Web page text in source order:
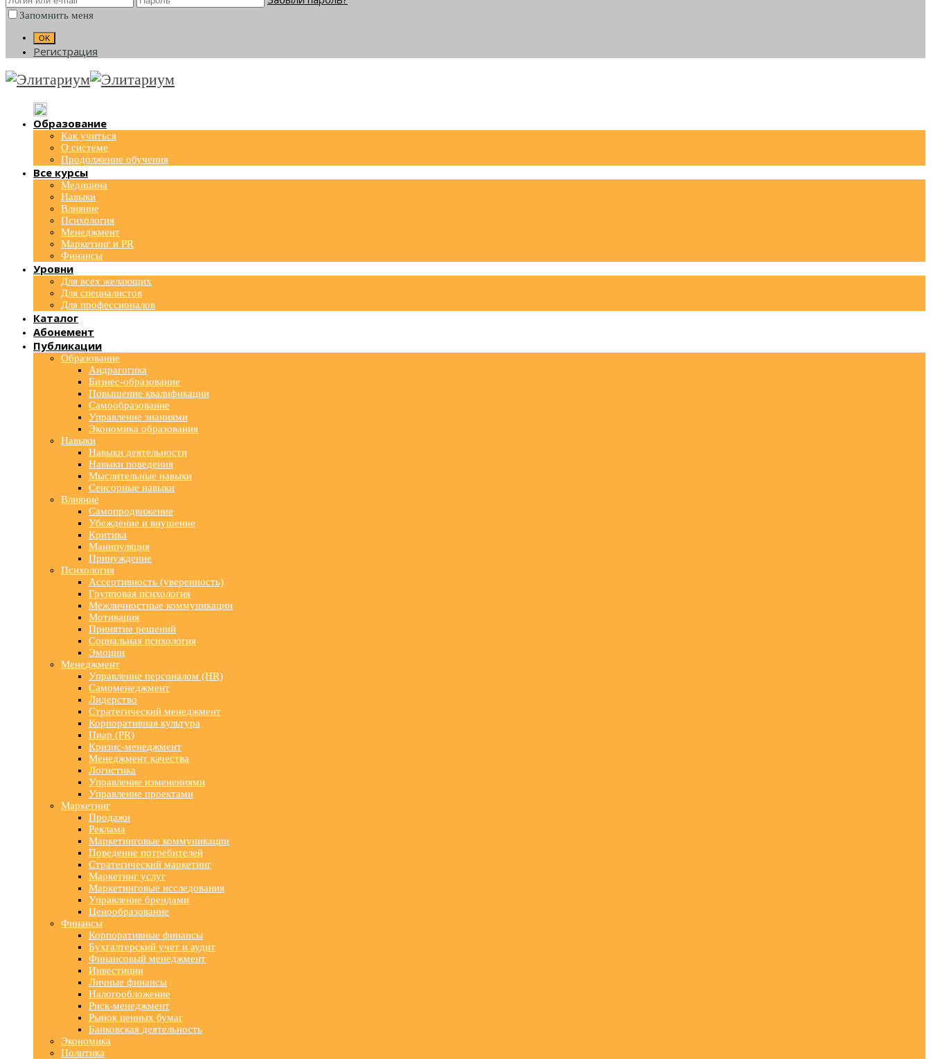
Запомнить меня
Регистрация
Образование
Как учиться
О системе
Продолжение обучения
Все курсы
Медицина
Навыки
Влияние
Психология
Менеджмент
Маркетинг и PR
Финансы
Уровни
Для всех желающих
Для специалистов
Для профессионалов
Каталог
Абонемент
Публикации
Образование
Андрагогика
Бизнес-образование
Повышение квалификации
Самообразование
Управление знаниями
Экономика образования
Навыки
Навыки деятельности
Навыки поведения
Мыслительные навыки
Сенсорные навыки
Влияние
Самопродвижение
Убеждение и внушение
Критика
Манипуляция
Принуждение
Психология
Ассертивность (уверенность)
Групповая психология
Межличностные коммуникации
Мотивация
Принятие решений
Социальная психология
Эмоции
Менеджмент
Управление персоналом (HR)
Самоменеджмент
Лидерство
Стратегический менеджмент
Корпоративная культура
Пиар (PR)
Кризис-менеджмент
Менеджмент качества
Логистика
Управление изменениями
Управление проектами
Маркетинг
Продажи
Реклама
Маркетинговые коммуникации
Поведение потребителей
Стратегический маркетинг
Маркетинг услуг
Маркетинговые исследования
Управление брендами
Ценообразование
Финансы
Корпоративные финансы
Бухгалтерский учет и аудит
Финансовый менеджмент
Инвестиции
Личные финансы
Налогообложение
Риск-менеджмент
Рынок ценных бумаг
Банковская деятельность
Экономика
Политика